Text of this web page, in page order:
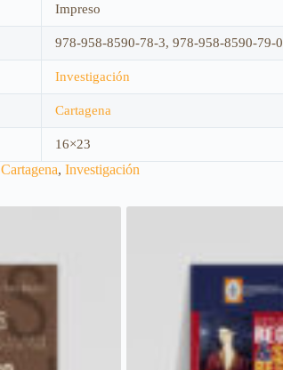
Impreso
978-958-8590-78-3, 978-958-8590-79-0
Investigación
Cartagena
16×23
Cartagena, Investigación